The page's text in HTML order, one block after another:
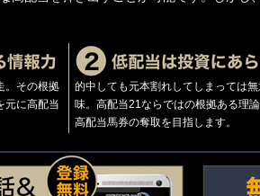
。その根拠
元に高配当
的中しても元本割れしてしまっては
味。高配当21ならではの根拠ある理論
高配当馬券の奪取を目指します。